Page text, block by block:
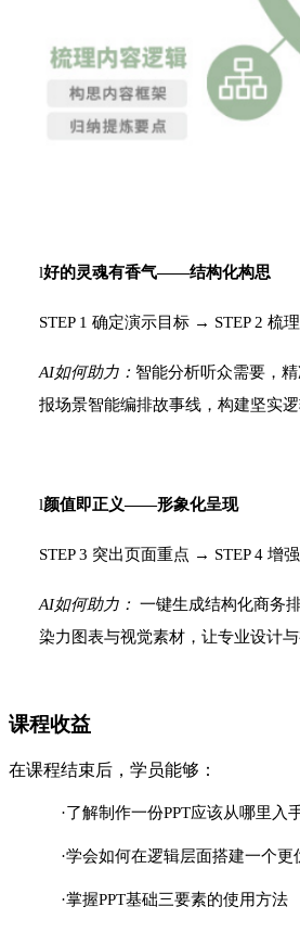
l好的灵魂有香气——结构化构思
STEP 1 确定演示目标 → STEP 2 梳
AI如何助力： 智能分析听众需要，
报场景智能编排故事线，构建坚实
l颜值即正义——形象化呈现
STEP3 突出页面重点 → STEP4 增
AI如何助力： 一键生成结构化商务
染力图表与视觉素材，让专业设计
课程收益
在课程结束后，学员能够：
·了解制作一份PPT应该从哪里入
·学会如何在逻辑层面搭建一个更
·掌握PPT基础三要素的使用方法